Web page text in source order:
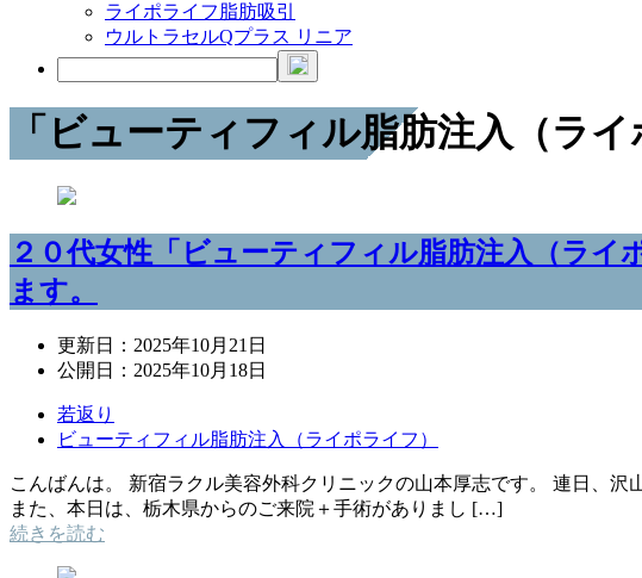
ライポライフ脂肪吸引
ウルトラセルQプラス リニア
「ビューティフィル脂肪注入（ラ
２０代女性「ビューティフィル脂肪注入（ライ
ます。
更新日： 2025年10月21日
公開日： 2025年10月18日
若返り
ビューティフィル脂肪注入（ライポライフ）
こんばんは。 新宿ラクル美容外科クリニックの山本厚志です。 連日、
また、本日は、栃木県からのご来院＋手術がありまし […]
続きを読む